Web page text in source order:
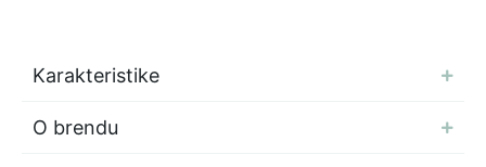
Karakteristike
O brendu